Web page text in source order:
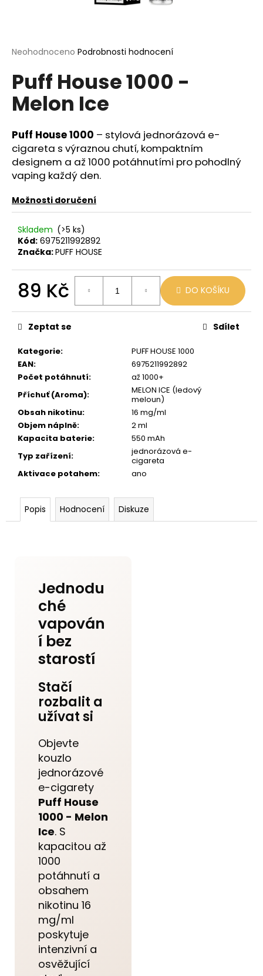
Průměrné
produktu
je
0,0
hvězdiček.
Neohodnoceno Podrobnosti hodnocení
Puff House 1000 -
Melon Ice
Puff House 1000 – stylová jednorázová e-
cigareta s výraznou chutí, kompaktním
designem a až 1000 potáhnutími pro pohodlný
vaping každý den.
Možnosti doručení
Skladem (>5 ks)
Kód: 6975211992892
Značka:PUFF HOUSE
89 Kč
cena:
DO KOŠÍKU
Kategorie:
PUFF HOUSE 1000
EAN:
6975211992892
Počet potáhnutí:
až 1000+
Příchuť (Aroma):
MELON ICE (ledový
meloun)
Obsah nikotinu:
16 mg/ml
Objem náplně:
2 ml
Kapacita baterie:
550 mAh
Typ zařízení:
jednorázová e-
cigareta
Aktivace potahem: ano
Zeptat se Sdílet
Popis Hodnocení Diskuze
Jednodu
ché
vapován
í bez
starostí
Stačí
rozbalit a
užívat si
Objevte
kouzlo
jednorázové
e-cigarety
Puff House
1000 - Melon
Ice. S
kapacitou až
1000
potáhnutí a
obsahem
nikotinu 16
mg/ml
poskytuje
intenzivní a
osvěžující
í
t
?
HLEDAT
o
p
o
u
č
m
e
LIO
POD
PASSION
FRUIT
59
Kč
Původně:
99
Kč